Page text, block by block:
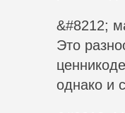
&#8212;
Это
однако и